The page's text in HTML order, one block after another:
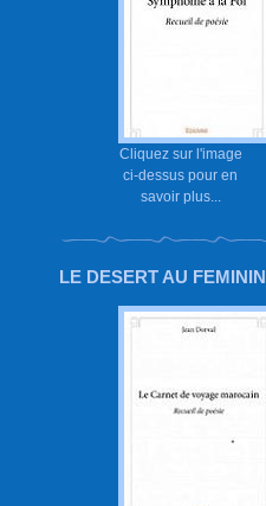
Cliquez sur l'image
ci-dessus pour en
savoir plus...
LE DESERT AU FEMININ